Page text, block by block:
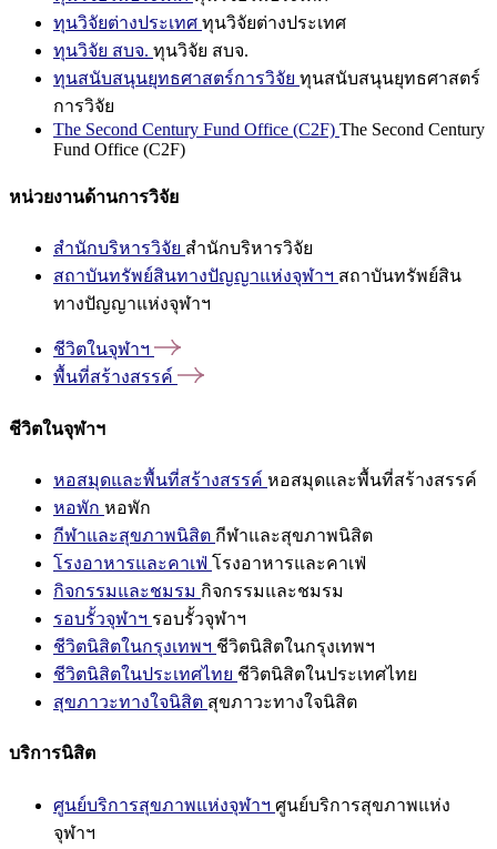
ทุนวิจัยต่างประเทศ ทุนวิจัยต่างประเทศ
ทุนวิจัย สบจ. ทุนวิจัย สบจ.
ทุนสนับสนุนยุทธศาสตร์การวิจัย ทุนสนับสนุนยุทธศาสตร์
การวิจัย
The Second Century Fund Office (C2F) The Second Century
Fund Office (C2F)
หน่วยงานด้านการวิจัย
สำนักบริหารวิจัย สำนักบริหารวิจัย
สถาบันทรัพย์สินทางปัญญาแห่งจุฬาฯ สถาบันทรัพย์สิน
ทางปัญญาแห่งจุฬาฯ
ชีวิตในจุฬาฯ
พื้นที่สร้างสรรค์
ชีวิตในจุฬาฯ
หอสมุดและพื้นที่สร้างสรรค์ หอสมุดและพื้นที่สร้างสรรค์
หอพัก หอพัก
กีฬาและสุขภาพนิสิต กีฬาและสุขภาพนิสิต
โรงอาหารและคาเฟ่ โรงอาหารและคาเฟ่
กิจกรรมและชมรม กิจกรรมและชมรม
รอบรั้วจุฬาฯ รอบรั้วจุฬาฯ
ชีวิตนิสิตในกรุงเทพฯ ชีวิตนิสิตในกรุงเทพฯ
ชีวิตนิสิตในประเทศไทย ชีวิตนิสิตในประเทศไทย
สุขภาวะทางใจนิสิต สุขภาวะทางใจนิสิต
บริการนิสิต
ศูนย์บริการสุขภาพแห่งจุฬาฯ ศูนย์บริการสุขภาพแห่ง
จุฬาฯ